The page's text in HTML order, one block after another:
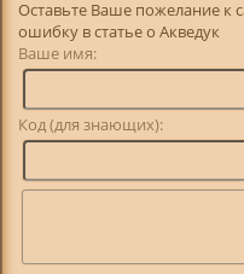
Оставьте Ваше пожелание к
ошибку в статье о Акведук
Ваше имя:
Код (для знающих):